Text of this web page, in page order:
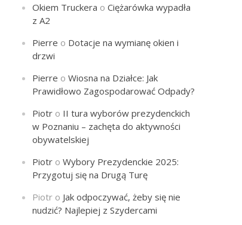
Okiem Truckera oCiężarówka wypadła
z A2
Pierre o Dotacje na wymianę okien i
drzwi
Pierre oWiosna na Działce: Jak
Prawidłowo Zagospodarować Odpady?
Piotr o II tura wyborów prezydenckich
w Poznaniu – zachęta do aktywności
obywatelskiej
Piotr oWybory Prezydenckie 2025:
Przygotuj się na Drugą Turę
Piotr o Jak odpoczywać, żeby się nie
nudzić? Najlepiej z Szydercami